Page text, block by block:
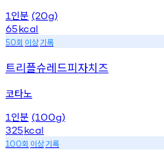
1 인분 (20g)
65kcal
50회 이상기록
트리플슈레드피자치즈
코타노
1 인분 (100g)
325kcal
100회 이상기록